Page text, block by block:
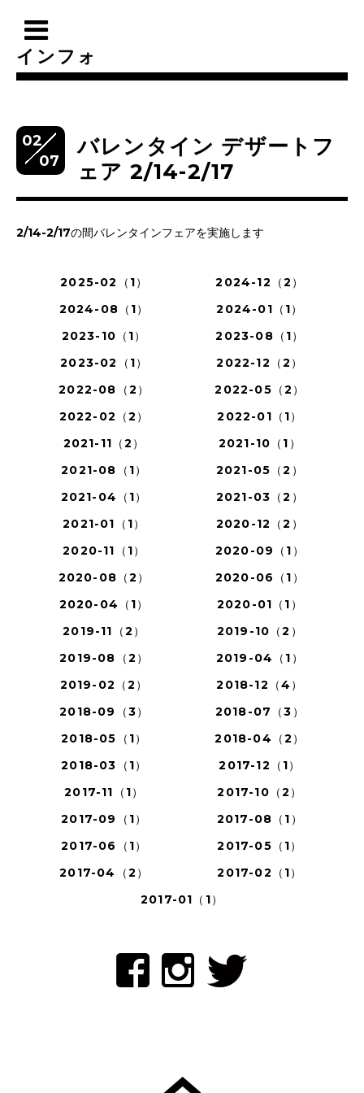
インフォ
02
07
バレンタイン デザートフ
ェア 2/14-2/17
2/14-2/17の間バレンタインフェアを実施します
2025-02（1）
2024-12（2）
2024-08（1）
2024-01（1）
2023-10（1）
2023-08（1）
2023-02（1）
2022-12（2）
2022-08（2）
2022-05（2）
2022-02（2）
2022-01（1）
2021-11（2）
2021-10（1）
2021-08（1）
2021-05（2）
2021-04（1）
2021-03（2）
2021-01（1）
2020-12（2）
2020-11（1）
2020-09（1）
2020-08（2）
2020-06（1）
2020-04（1）
2020-01（1）
2019-11（2）
2019-10（2）
2019-08（2）
2019-04（1）
2019-02（2）
2018-12（4）
2018-09（3）
2018-07（3）
2018-05（1）
2018-04（2）
2018-03（1）
2017-12（1）
2017-11（1）
2017-10（2）
2017-09（1）
2017-08（1）
2017-06（1）
2017-05（1）
2017-04（2）
2017-02（1）
2017-01（1）